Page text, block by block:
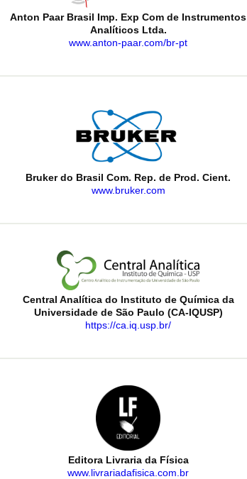
Anton Paar Brasil Imp. Exp Com de Instrumentos
Analíticos Ltda.
www.anton-paar.com/br-pt
Bruker do Brasil Com. Rep. de Prod. Cient.
www.bruker.com
Central Analítica do Instituto de Química da
Universidade de São Paulo (CA-IQUSP)
https://ca.iq.usp.br/
Editora Livraria da Física
www.livrariadafisica.com.br